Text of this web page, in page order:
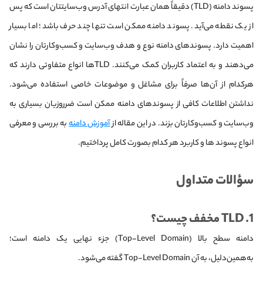
پسوند دامنه (TLD) دقیقاً همان عبارت انتهای آدرس وب‌سایتتان است که پس
از یک نقطه می‌آید. پسوند دامنه ممکن است تنها چند حرف باشد؛ اما بسیار
اهمیت دارد. پسوندهای دامنه نوع و هدف وب‌سایت و کسب‌وکارتان را نشان
می‌دهند و به اعتماد کاربران کمک می‌کنند. TLDها انواع متفاوتی دارند که
هرکدام از آن‌ها صرفاً برای مشاغل و موضوعات خاصی استفاده می‌شود.
نداشتن اطلاعات کافی از پسوندهای دامنه ممکن است ضرروزیان‌ بسیاری به
وب‌سایت و کسب‌وکارتان بزند. در این مقاله ازآموزش دامنهبه بررسی و معرفی
انواع پسوند ها و کاربرد هر کدام بصورت کامل پرداختیم.
سؤالات متداول
1. TLD مخفف چیست؟
دامنه سطح بالا (Top-Level Domain) جزء نهایی یک دامنه است؛
به‌همین‌دلیل، به آن Top-Level Domain گفته می‌شود.